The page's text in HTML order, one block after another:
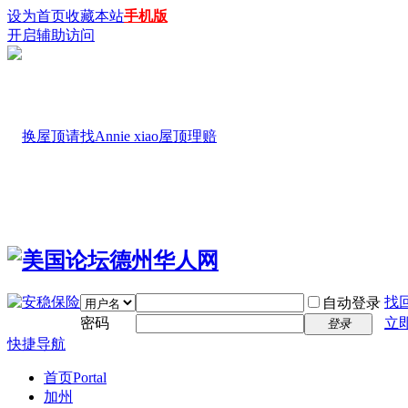
设为首页收藏本站手机版
开启辅助访问
自动登录 找
密码
登录
立
快捷导航
首页Portal
加州